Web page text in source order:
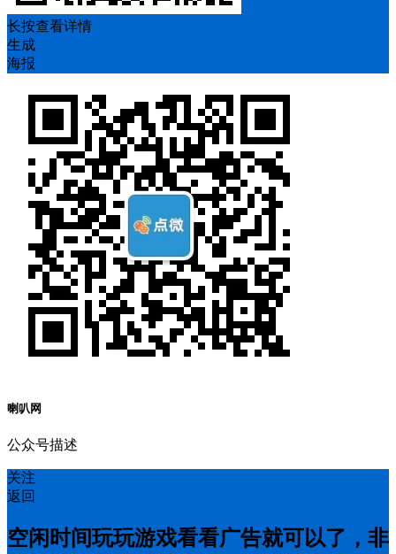
长按查看详情
生成
海报
喇叭网
公众号描述
关注
返回
空闲时间玩玩游戏看看广告就可以了，非